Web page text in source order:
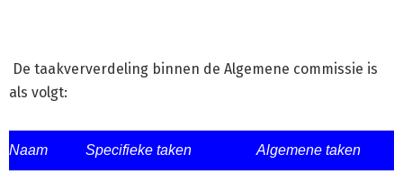
De taakververdeling binnen de Algemene commissie is
als volgt:
Naam Specifieke taken Algemene taken